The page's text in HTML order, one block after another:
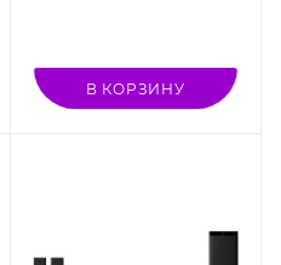
В КОРЗИНУ